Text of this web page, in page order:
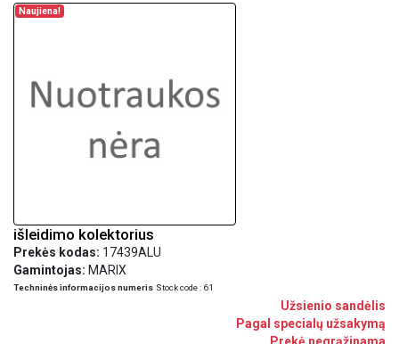
Naujiena!
išleidimo kolektorius
Prekės kodas: 17439ALU
Gamintojas: MARIX
Techninės informacijos numeris Stock code : 61
Užsienio sandėlis
Pagal specialų užsakymą